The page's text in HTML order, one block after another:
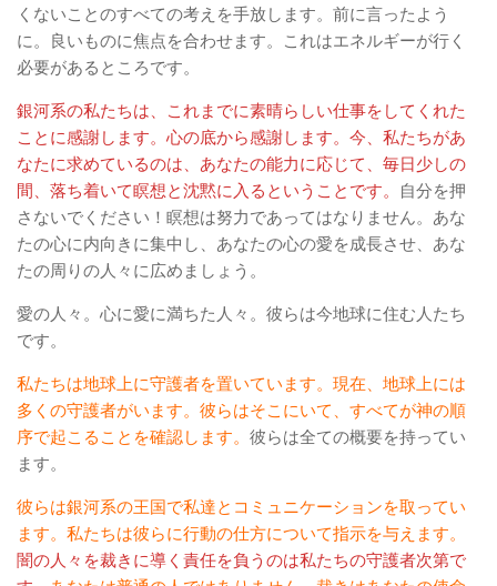
くないことのすべての考えを手放します。前に言ったよう
に。良いものに焦点を合わせます。これはエネルギーが行く
必要があるところです。
銀河系の私たちは、これまでに素晴らしい仕事をしてくれた
ことに感謝します。心の底から感謝します。今、私たちがあ
なたに求めているのは、あなたの能力に応じて、毎日少しの
間、落ち着いて瞑想と沈黙に入るということです。
自分を押
さないでください！瞑想は努力であってはなりません。あな
たの心に内向きに集中し、あなたの心の愛を成長させ、あな
たの周りの人々に広めましょう。
愛の人々。心に愛に満ちた人々。彼らは今地球に住む人たち
です。
私たちは地球上に守護者を置いています。現在、地球上には
多くの守護者がいます。彼らはそこにいて、すべてが神の順
序で起こることを確認します。 彼らは全ての概要を持ってい
ます。
彼らは銀河系の王国で私達とコミュニケーションを取ってい
ます。私たちは彼らに行動の仕方について指示を与えます。
闇の人々を裁きに導く責任を負うのは私たちの守護者次第で